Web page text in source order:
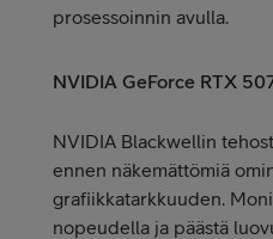
prosessoinnin avulla.
NVIDIA GeForce RTX
NVIDIA Blackwellin
ennen näkemättömiä
grafiikkatarkkuuden.
nopeudella ja päästä